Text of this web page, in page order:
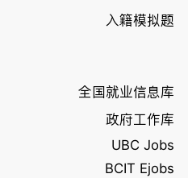
入籍模拟题
全国就业信息库
政府工作库
UBC Jobs
BCIT Ejobs